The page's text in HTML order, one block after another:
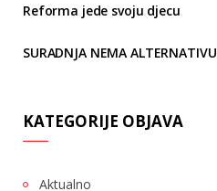
Reforma jede svoju djecu
SURADNJA NEMA ALTERNATIVU
KATEGORIJE OBJAVA
Aktualno